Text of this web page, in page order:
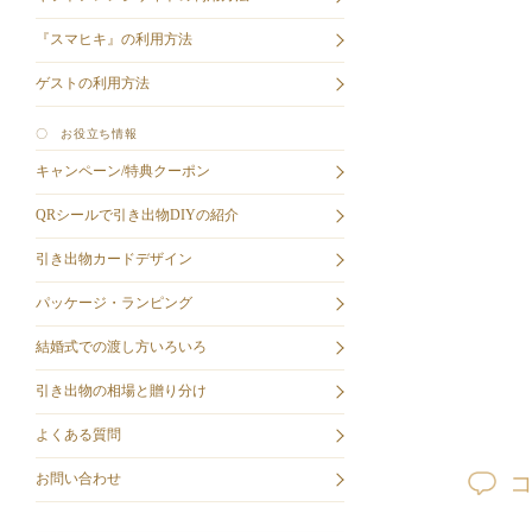
『スマヒキ』の利用方法
ゲストの利用方法
〇 お役立ち情報
キャンペーン/特典クーポン
QRシールで引き出物DIYの紹介
引き出物カードデザイン
パッケージ・ランピング
結婚式での渡し方いろいろ
引き出物の相場と贈り分け
よくある質問
お問い合わせ